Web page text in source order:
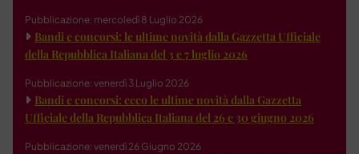
Pubblicazione: mercoledì 8 Luglio 2026
Bandi e concorsi: le ultime novità dalla Gazzetta Ufficiale
della Repubblica Italiana del 3 e 7 luglio 2026
Pubblicazione: venerdì 3 Luglio 2026
Bandi e concorsi: ecco le ultime novità dalla Gazzetta
Ufficiale della Repubblica Italiana del 26 e 30 giugno 2026
Pubblicazione: venerdì 26 Giugno 2026